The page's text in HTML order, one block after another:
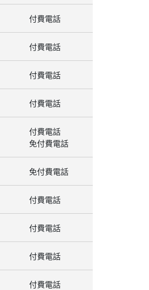
付費電話
付費電話
付費電話
付費電話
付費電話
免付費電話
免付費電話
付費電話
付費電話
付費電話
付費電話